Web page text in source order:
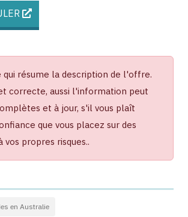
résume la description de l'offre.
correcte, aussi l'information peut
et à jour, s'il vous plaît
que vous placez sur des
propres risques..
en Australie